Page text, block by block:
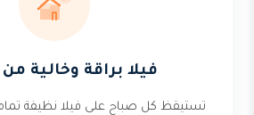
فيلا براقة وخالية من
تستيقظ كل صباح على فيلا نظيفة